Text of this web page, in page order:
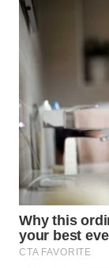
TAPANULI
SAMOSIR
WN
PADANG
LAWAS
WN
SUMEDANG